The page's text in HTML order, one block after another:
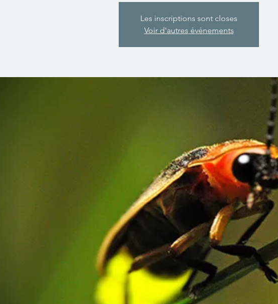
Les inscriptions sont closes
Voir d'autres événements